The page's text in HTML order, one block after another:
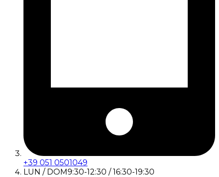
+39 051 0501049
LUN / DOM9:30-12:30 / 16:30-19:30